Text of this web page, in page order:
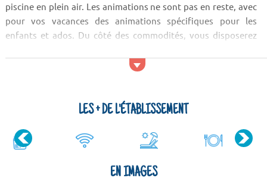
piscine en plein air. Les animations ne sont pas en reste, avec
pour vos vacances des animations spécifiques pour les
enfants et ados. Du côté des commodités, vous disposerez
restaurants, vous vous régalerez à l'Akropolis, à l'Ana Alicia
LES + DE L'ÉTABLISSEMENT
EN IMAGES